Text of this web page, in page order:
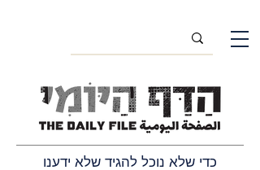
כדי שלא נוכל להגיד שלא ידענו